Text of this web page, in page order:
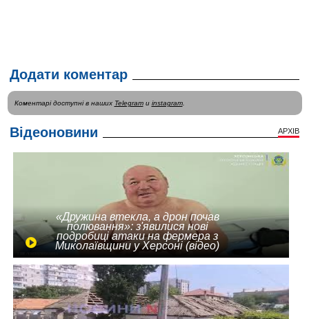
Додати коментар
Коментарі доступні в наших Telegramи instagram.
Відеоновини АРХІВ
«Дружина втекла, а дрон почав
полювання»: з'явилися нові
подробиці атаки на фермера з
Миколаївщини у Херсоні (відео)